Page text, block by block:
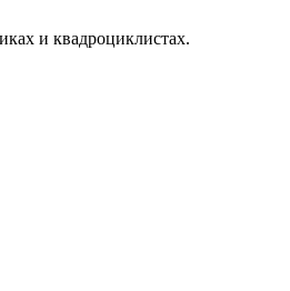
и квадроциклистах.